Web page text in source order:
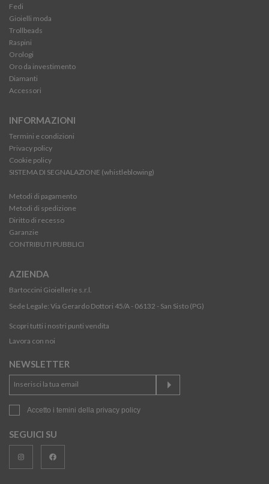
Fedi
Gioielli moda
Trollbeads
Raspini
Orologi
Oro da investimento
Diamanti
Accessori
INFORMAZIONI
Termini e condizioni
Privacy policy
Cookie policy
SISTEMA DI SEGNALAZIONE (whistleblowing)
Metodi di pagamento
Metodi di spedizione
Diritto di recesso
Garanzie
CONTRIBUTI PUBBLICI
AZIENDA
Bartoccini Gioiellerie s.r.l.
Sede Legale: Via Gerardo Dottori 45/A - 06132 - San Sisto (PG)
Scopri tutti i nostri punti vendita
Lavora con noi
NEWSLETTER
Accetto i temini della privacy policy
SEGUICI SU